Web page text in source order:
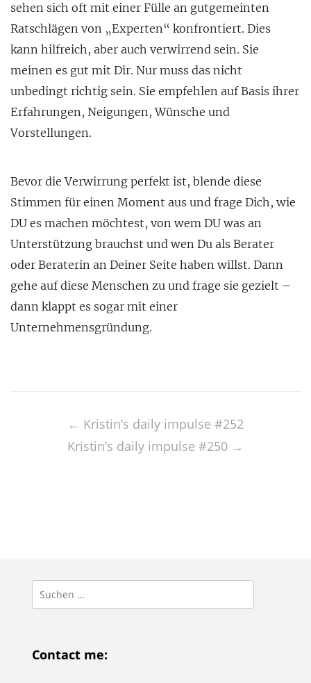
sehen sich oft mit einer Fülle an gutgemeinten
Ratschlägen von „Experten“ konfrontiert. Dies
kann hilfreich, aber auch verwirrend sein. Sie
meinen es gut mit Dir. Nur muss das nicht
unbedingt richtig sein. Sie empfehlen auf Basis ihrer
Erfahrungen, Neigungen, Wünsche und
Vorstellungen.
Bevor die Verwirrung perfekt ist, blende diese
Stimmen für einen Moment aus und frage Dich, wie
DU es machen möchtest, von wem DU was an
Unterstützung brauchst und wen Du als Berater
oder Beraterin an Deiner Seite haben willst. Dann
gehe auf diese Menschen zu und frage sie gezielt –
dann klappt es sogar mit einer
Unternehmensgründung.
navigation
← Kristin’s daily impulse #252
Kristin’s daily impulse #250 →
Suchen
nach:
Contact me: